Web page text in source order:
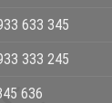
633 345
333 245
636